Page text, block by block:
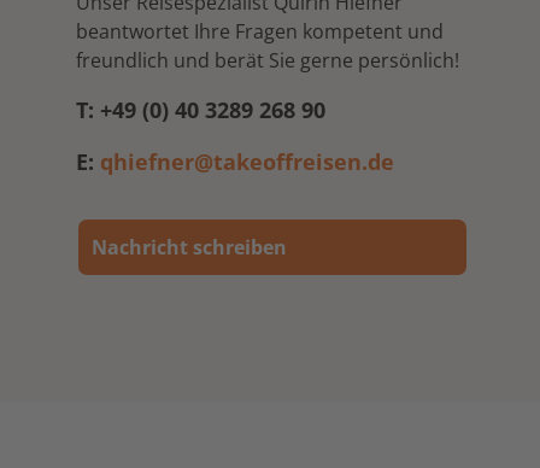
beantwortet Ihre Fragen kompetent und
freundlich und berät Sie gerne persönlich!
T: +49 (0) 40 3289 268 90
E: qhiefner@takeoffreisen.de
Nachricht schreiben